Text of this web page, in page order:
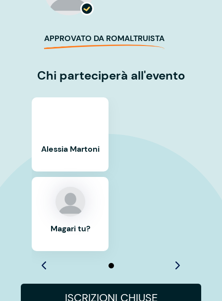
APPROVATO DA ROMALTRUISTA
Chi parteciperà all'evento
Alessia Martoni
Magari tu?
ISCRIZIONI CHIUSE